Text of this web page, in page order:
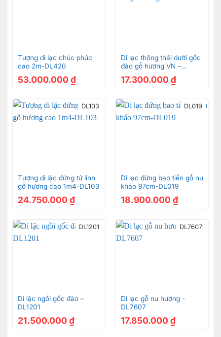
Tượng di lạc chúc phúc
cao 2m-DL420
53.000.000 ₫
Di lạc thông thái dưới gốc
đào gỗ hương VN –
17.300.000 ₫
DL103
Tượng di lặc đứng tứ linh
gỗ hương cao 1m4-DL103
24.750.000 ₫
DL019
Di lạc đứng bao tiền gỗ nu
kháo 97cm-DL019
18.900.000 ₫
DL1201
Di lặc ngồi gốc đào –
DL1201
21.500.000 ₫
DL7607
Di lạc gỗ nu hương -
DL7607
17.850.000 ₫